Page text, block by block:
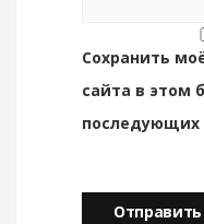
Сохранить
сайта в этом
последующих